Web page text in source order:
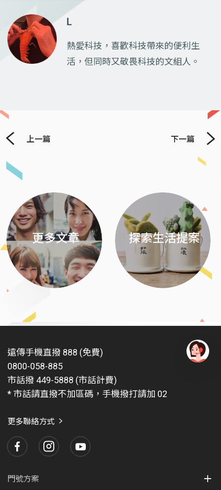
L
熱愛科技，喜歡科技帶來的便利生
活，但同時又敬畏科技的文組人。
上一篇 下一篇
更多文章 探索生活提案
遠傳手機直撥 888 (免費)
0800-058-885
市話撥 449-5888 (市話計費)
* 市話請直撥不加區碼，手機撥打請加 02
更多聯絡方式
門號方案